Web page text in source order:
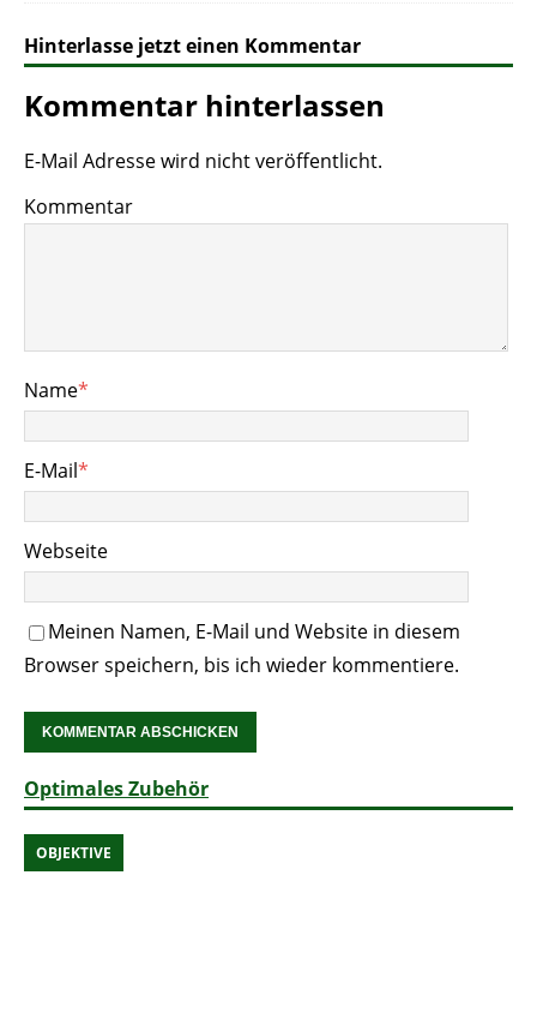
Hinterlasse jetzt einen Kommentar
Kommentar hinterlassen
E-Mail Adresse wird nicht veröffentlicht.
Kommentar
Name*
E-Mail*
Webseite
Meinen Namen, E-Mail und Website in diesem
Browser speichern, bis ich wieder kommentiere.
Optimales Zubehör
OBJEKTIVE